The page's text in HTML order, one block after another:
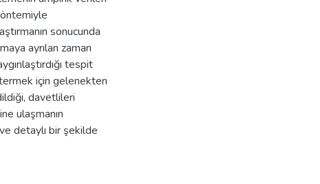
sonucunda
ayrılan zaman
tespit
için gelenekten
davetlileri
ulaşmanın
detaylı bir şekilde